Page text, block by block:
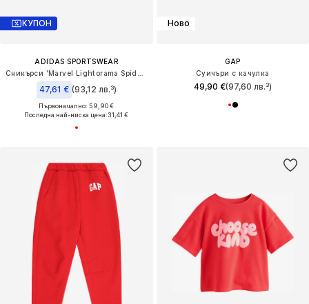
КУПОН
ADIDAS SPORTSWEAR
47,61 € (93,12 лв.³)
Първоначално: 59,90 €
Последна най-ниска цена:31,41 €
Ново
GAP
Суичъри с качулка
49,90 €(97,60 лв.³)